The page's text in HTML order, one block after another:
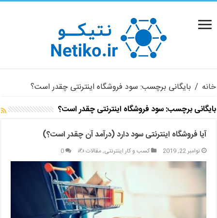
خانه / بایگانی برچسب: سود فروشگاه اینترنتی چقدر است؟
بایگانی برچسب:سود فروشگاه اینترنتی چقدر است؟
آیا فروشگاه اینترنتی سود دارد (درآمد آن چقدر است؟)
نوامبر 22, 2019 کسب و کار اینترنتی,مقالات ✍️ 0